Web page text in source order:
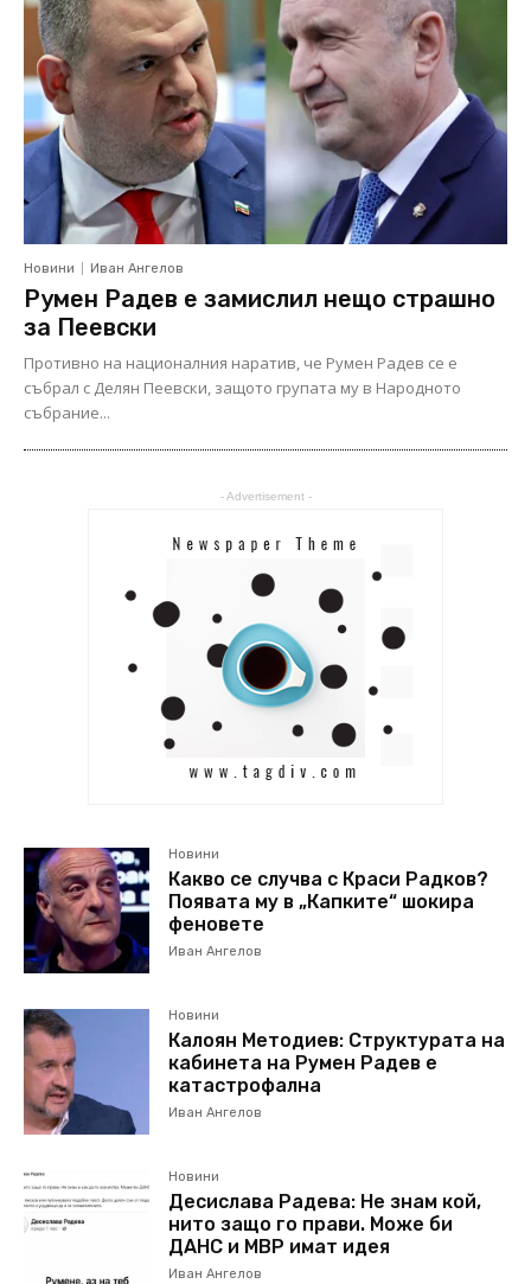
Новини Иван Ангелов
Румен Радев е замислил нещо страшно
за Пеевски
Противно на националния наратив, че Румен Радев се е
събрал с Делян Пеевски, защото групата му в Народното
събрание...
- Advertisement -
Новини
Какво се случва с Краси Радков?
Появата му в „Капките“ шокира
феновете
Иван Ангелов
Новини
Калоян Методиев: Структурата на
кабинета на Румен Радев е
катастрофална
Иван Ангелов
Новини
Десислава Радева: Не знам кой,
нито защо го прави. Може би
ДАНС и МВР имат идея
Иван Ангелов